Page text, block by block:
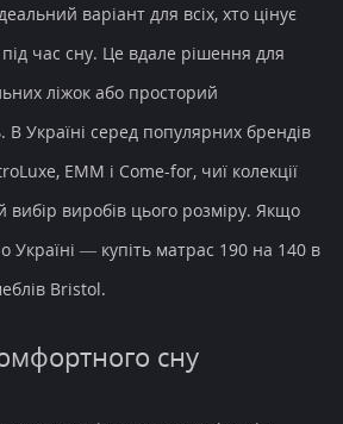
варіант для всіх, хто цінує
час сну. Це вдале рішення для
ліжок або просторий
В Україні серед популярних брендів
EMM і Come-for, чиї колекції
вибір виробів цього розміру. Якщо
Україні — купіть матрас 190 на 140 в
Bristol.
сну